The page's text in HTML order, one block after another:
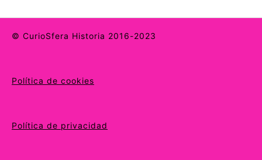
© CurioSfera Historia 2016-2023
Política de cookies
Política de privacidad